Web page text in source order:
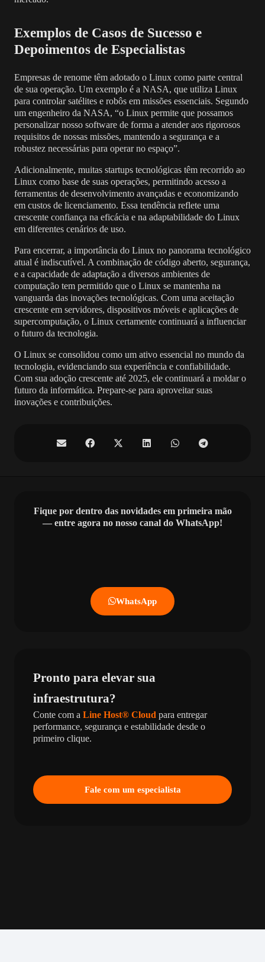
Exemplos de Casos de Sucesso e
Depoimentos de Especialistas
Empresas de renome têm adotado o Linux como parte central
de sua operação. Um exemplo é a NASA, que utiliza Linux
para controlar satélites e robôs em missões essenciais. Segundo
um engenheiro da NASA, “o Linux permite que possamos
personalizar nosso software de forma a atender aos rigorosos
requisitos de nossas missões, mantendo a segurança e a
robustez necessárias para operar no espaço”.
Adicionalmente, muitas startups tecnológicas têm recorrido ao
Linux como base de suas operações, permitindo acesso a
ferramentas de desenvolvimento avançadas e economizando
em custos de licenciamento. Essa tendência reflete uma
crescente confiança na eficácia e na adaptabilidade do Linux
em diferentes cenários de uso.
Para encerrar, a importância do Linux no panorama tecnológico
atual é indiscutível. A combinação de código aberto, segurança,
e a capacidade de adaptação a diversos ambientes de
computação tem permitido que o Linux se mantenha na
vanguarda das inovações tecnológicas. Com uma aceitação
crescente em servidores, dispositivos móveis e aplicações de
supercomputação, o Linux certamente continuará a influenciar
o futuro da tecnologia.
O Linux se consolidou como um ativo essencial no mundo da
tecnologia, evidenciando sua experiência e confiabilidade.
Com sua adoção crescente até 2025, ele continuará a moldar o
futuro da informática. Prepare-se para aproveitar suas
inovações e contribuições.
Fique por dentro das novidades em primeira mão
— entre agora no nosso canal do WhatsApp!
WhatsApp
Pronto para elevar sua
infraestrutura?
Conte com a Line Host® Cloud para entregar
performance, segurança e estabilidade desde o
primeiro clique.
Fale com um especialista